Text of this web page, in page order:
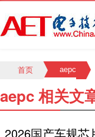
首页 aepc
aepc 相关文
2026国产车规芯